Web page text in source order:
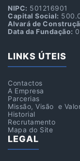
NIPC: 501216901
Capital Social:
Alvará de
Data da Fundação:
LINKS ÚTEIS
Contactos
A Empresa
Parcerias
Missão, Visão e
Historial
Recrutamento
Mapa do Site
LEGAL